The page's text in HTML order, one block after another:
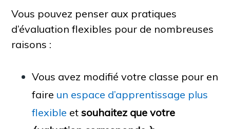
Vous pouvez penser aux pratiques
d’évaluation flexibles pour de nombreuses
raisons :
Vous avez modifié votre classe pour en
faire un espace d’apprentissage plus
flexible etsouhaitez que votre